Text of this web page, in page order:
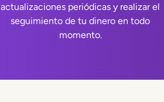
actualizaciones periódicas y realizar el
seguimiento de tu dinero en todo
momento.